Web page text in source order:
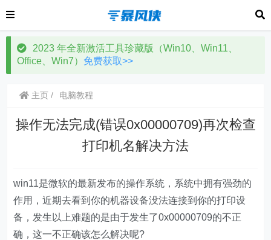
2023 年全新激活工具珍藏版（Win10、Win11、
Office、Win7） 免费获取>>
主页 电脑教程
操作无法完成(错误0x00000709)再次检查
打印机名解决方法
win11是微软的最新发布的操作系统，系统中拥有强劲的
作用，近期去看到你的机器设备没法连接到你的打印设
备，发生以上难题的是由于发生了0x00000709的不正
确，这一不正确该怎么解决呢?